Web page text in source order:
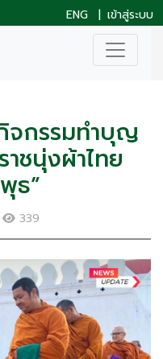
ENG | เข้าสู่ระบบ
จกรรมทำบุญ
ชนุ่งผ้าไทย
ธ”
339